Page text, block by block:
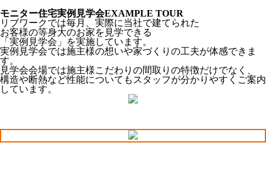
モニター住宅実例見学会EXAMPLE TOUR
リブワークでは毎月、実際に当社で建てられた
お客様の等身大のお家を見学できる
「実例見学会」
を実施しています。
実例見学会では施主様の想いや家づくりの工夫が体感できま
す。
見学会会場では施主様こだわりの間取りの特徴だけでなく、
構造や断熱など性能についてもスタッフが分かりやすくご案内
しています。